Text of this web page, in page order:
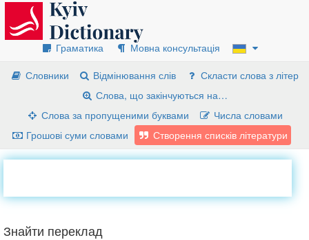
Граматика
Мовна консультація
Словники
Відмінювання слів
Скласти слова з літер
Слова, що закінчуються на…
Слова за пропущеними буквами
Числа словами
Грошові суми словами
Створення списків літератури
Знайти переклад